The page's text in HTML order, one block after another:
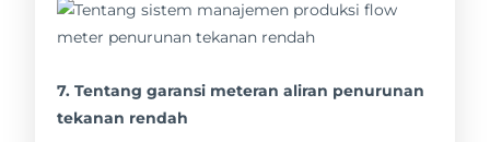
7. Tentang garansi meteran aliran penurunan
tekanan rendah